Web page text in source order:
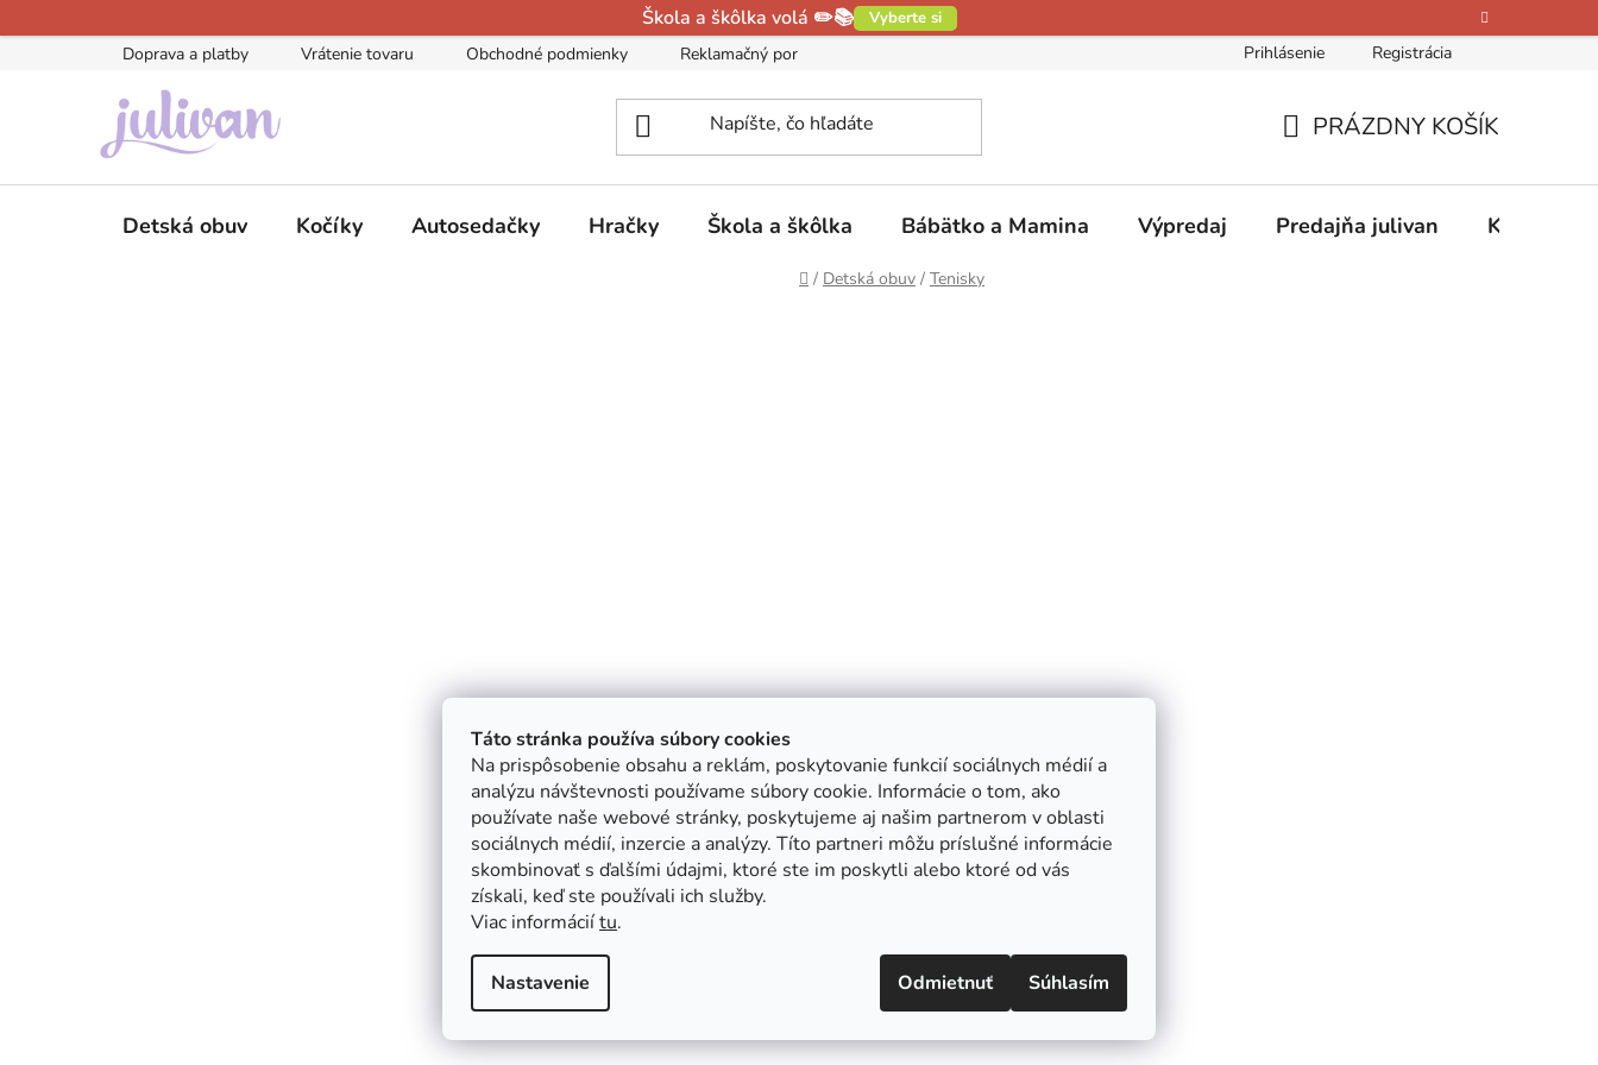
Táto stránka používa súbory cookies
Na prispôsobenie obsahu a reklám, poskytovanie funkcií sociálnych médií a
analýzu návštevnosti používame súbory cookie. Informácie o tom, ako
používate naše webové stránky, poskytujeme aj našim partnerom v oblasti
sociálnych médií, inzercie a analýzy. Títo partneri môžu príslušné informácie
skombinovať s ďalšími údajmi, ktoré ste im poskytli alebo ktoré od vás
získali, keď ste používali ich služby.
Viac informáciítu.
Nastavenie Odmietnuť Súhlasím
na
Škola a škôlka volá ✏️📚 Vyberte si
Doprava a platby Vrátenie tovaru Obchodné podmienky Reklamačný poriadok Kontakty O nás Hodnotenie obchodu
Prihlásenie Registrácia
KOŠÍK
PRÁZDNY KOŠÍK
Detská obuv Kočíky Autosedačky Hračky Škola a škôlka Bábätko a Mamina Výpredaj Predajňa julivan Kontakty
Domov
/ Detská obuv / Tenisky